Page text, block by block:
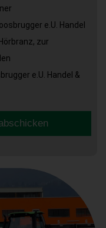
e.U. Handel
zur
e.U. Handel &